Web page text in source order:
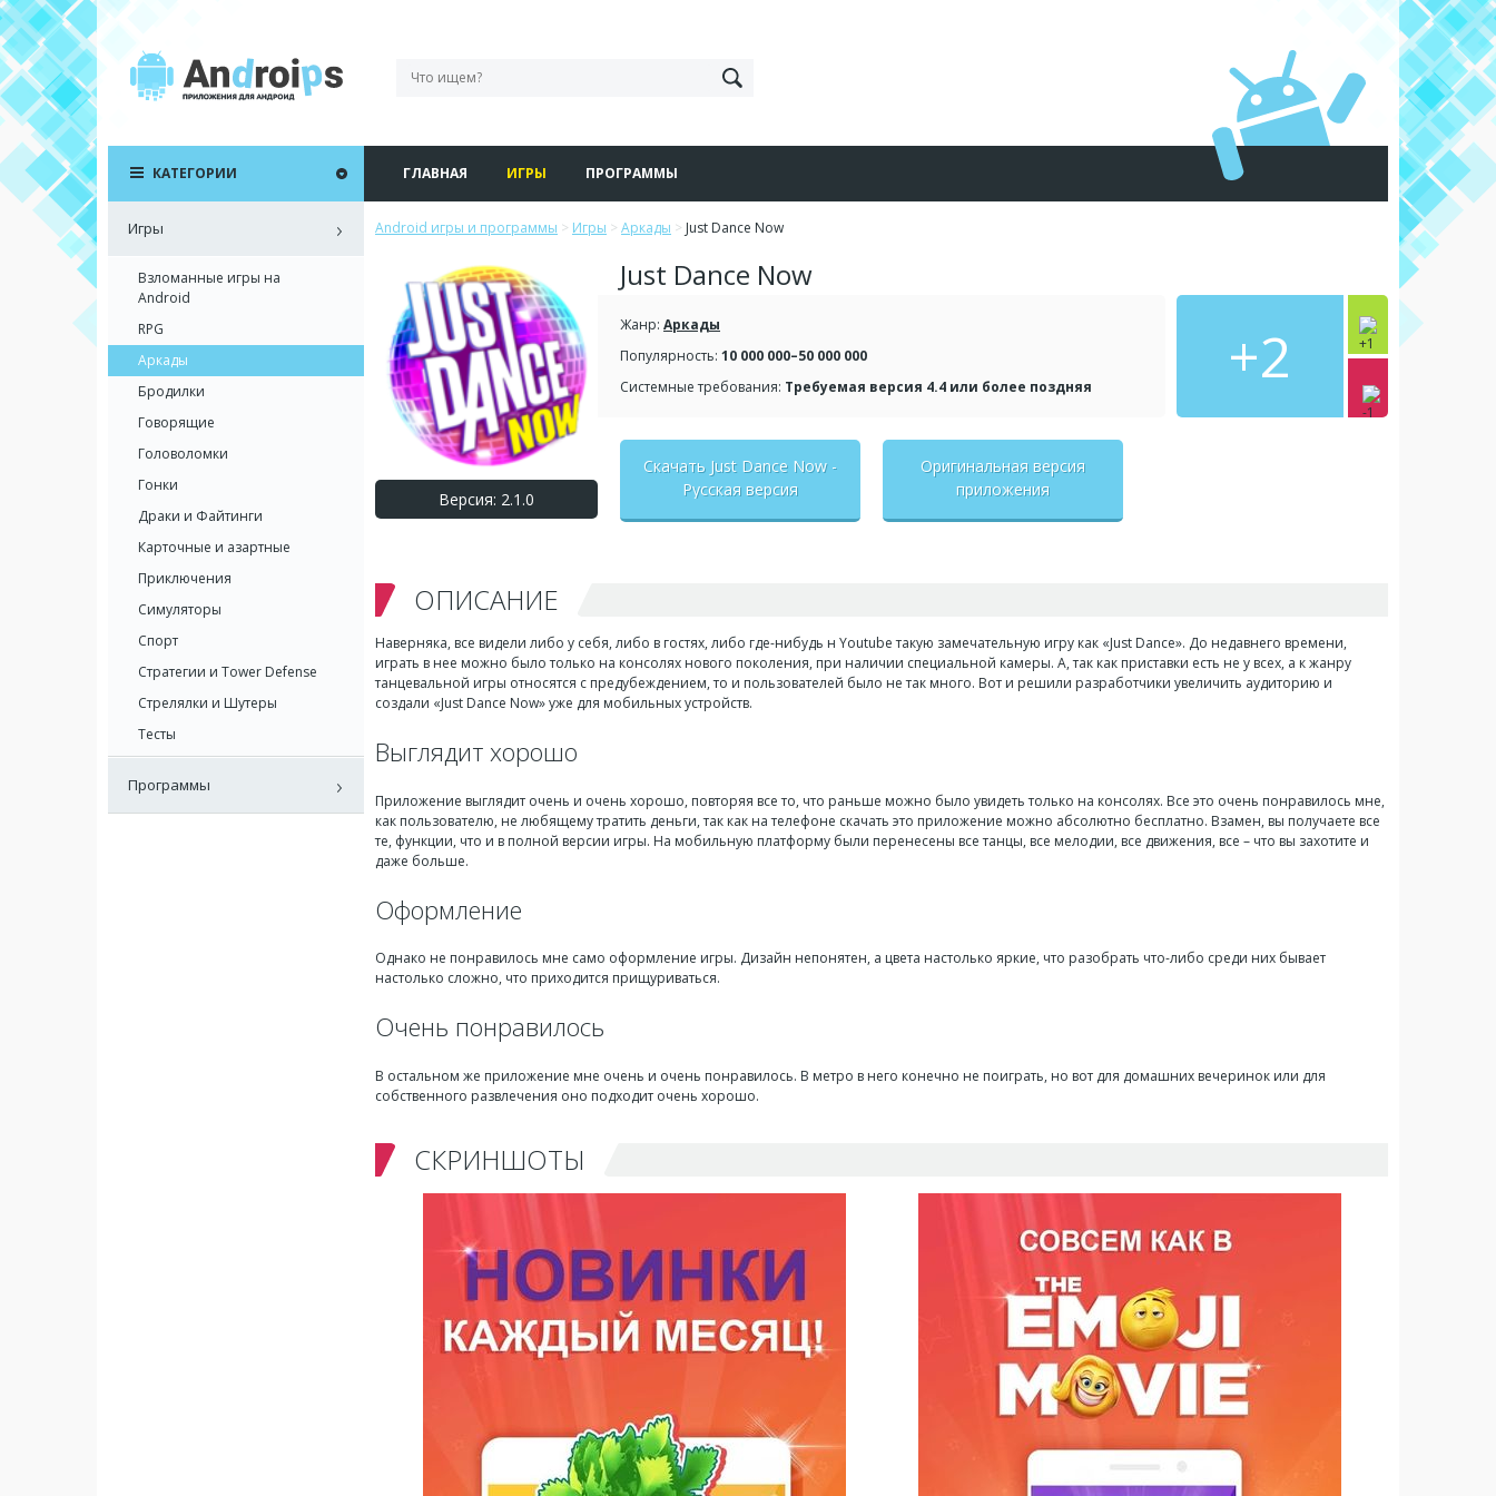
ГЛАВНАЯ ИГРЫ ПРОГРАММЫ
Android игры и программы > Игры > Аркады > Just Dance Now
Версия: 2.1.0
Just Dance Now
+2
Жанр: Аркады
Популярность: 10 000 000–50 000 000
Системные требования: Требуемая версия 4.4 или более поздняя
Скачать Just Dance Now -
Русская версия
Оригинальная версия
приложения
ОПИСАНИЕ
Наверняка, все видели либо у себя, либо в гостях, либо где-нибудь н Youtube такую замечательную игру как «Just Dance». До недавнего времени,
играть в нее можно было только на консолях нового поколения, при наличии специальной камеры. А, так как приставки есть не у всех, а к жанру
танцевальной игры относятся с предубеждением, то и пользователей было не так много. Вот и решили разработчики увеличить аудиторию и
создали «Just Dance Now» уже для мобильных устройств.
Выглядит хорошо
Приложение выглядит очень и очень хорошо, повторяя все то, что раньше можно было увидеть только на консолях. Все это очень понравилось мне,
как пользователю, не любящему тратить деньги, так как на телефоне скачать это приложение можно абсолютно бесплатно. Взамен, вы получаете все
те, функции, что и в полной версии игры. На мобильную платформу были перенесены все танцы, все мелодии, все движения, все – что вы захотите и
даже больше.
Оформление
Однако не понравилось мне само оформление игры. Дизайн непонятен, а цвета настолько яркие, что разобрать что-либо среди них бывает
настолько сложно, что приходится прищуриваться.
Очень понравилось
В остальном же приложение мне очень и очень понравилось. В метро в него конечно не поиграть, но вот для домашних вечеринок или для
собственного развлечения оно подходит очень хорошо.
СКРИНШОТЫ
КАТЕГОРИИ
Игры
Взломанные игры на
Android
RPG
Аркады
Бродилки
Говорящие
Головоломки
Гонки
Драки и Файтинги
Карточные и азартные
Приключения
Симуляторы
Спорт
Стратегии и Tower Defense
Стрелялки и Шутеры
Тесты
Программы